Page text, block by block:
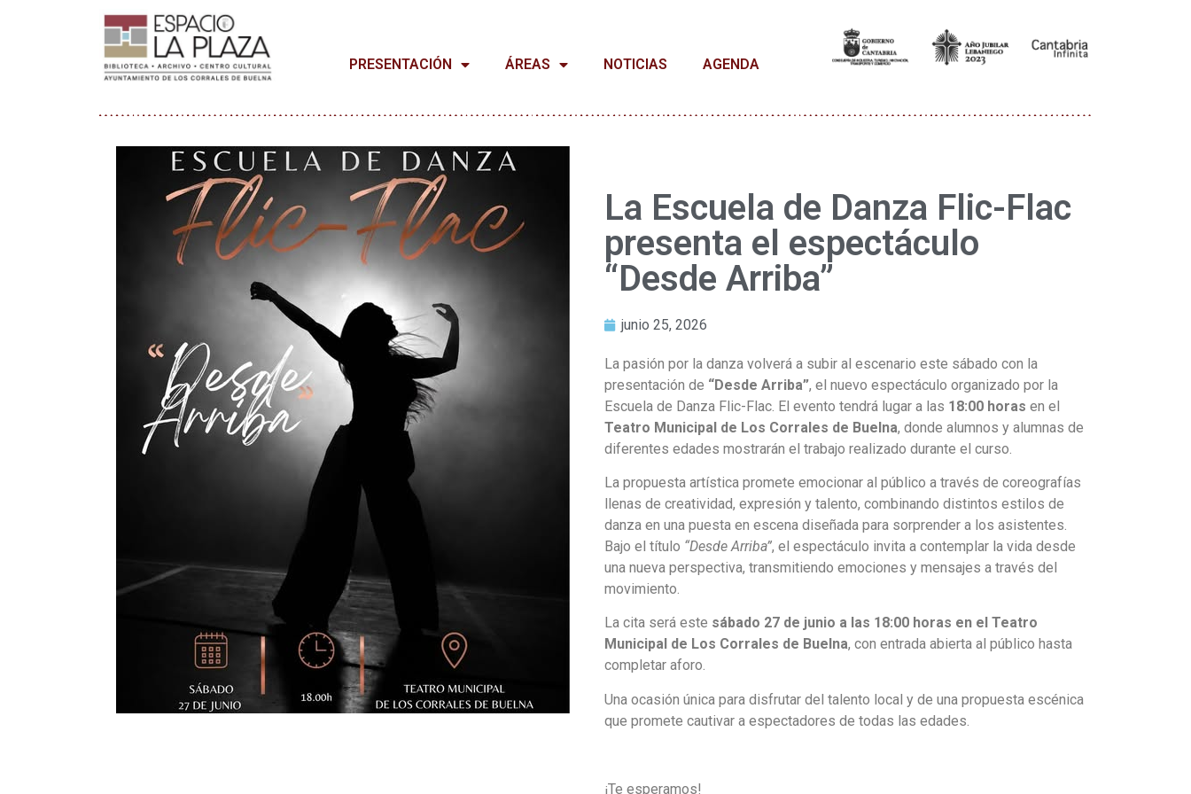
PRESENTACIÓN ÁREAS NOTICIAS AGENDA
La Escuela de Danza Flic-Flac
presenta el espectáculo
“Desde Arriba”
junio 25, 2026
La pasión por la danza volverá a subir al escenario este sábado con la
presentación de “Desde Arriba”, el nuevo espectáculo organizado por la
Escuela de Danza Flic-Flac. El evento tendrá lugar a las 18:00 horas en el
Teatro Municipal de Los Corrales de Buelna, donde alumnos y alumnas de
diferentes edades mostrarán el trabajo realizado durante el curso.
La propuesta artística promete emocionar al público a través de coreografías
llenas de creatividad, expresión y talento, combinando distintos estilos de
danza en una puesta en escena diseñada para sorprender a los asistentes.
Bajo el título “Desde Arriba”, el espectáculo invita a contemplar la vida desde
una nueva perspectiva, transmitiendo emociones y mensajes a través del
movimiento.
La cita será este sábado 27 de junio a las 18:00 horas en el Teatro
Municipal de Los Corrales de Buelna, con entrada abierta al público hasta
completar aforo.
Una ocasión única para disfrutar del talento local y de una propuesta escénica
que promete cautivar a espectadores de todas las edades.
¡Te esperamos!